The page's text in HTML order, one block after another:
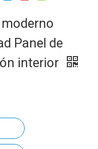
moderno
Panel de
interior